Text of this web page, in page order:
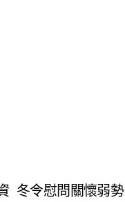
資 冬令慰問關懷弱勢